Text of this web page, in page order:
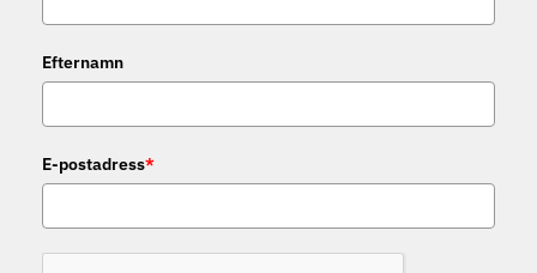
Efternamn
E-postadress*